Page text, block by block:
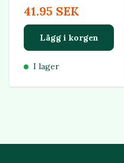
41.95 SEK
Lägg i korgen
I lager